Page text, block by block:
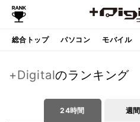
総合トップ パソコン モバイル
+Digitalのランキング
24時間 週間